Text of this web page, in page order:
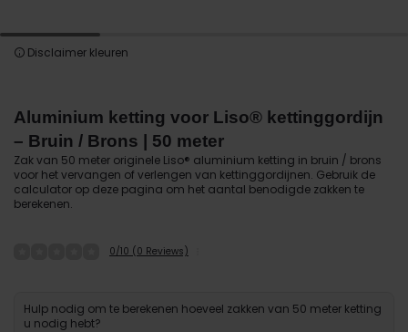
Disclaimer kleuren
Aluminium ketting voor Liso® kettinggordijn
– Bruin / Brons | 50 meter
Zak van 50 meter originele Liso® aluminium ketting in bruin / brons
voor het vervangen of verlengen van kettinggordijnen. Gebruik de
calculator op deze pagina om het aantal benodigde zakken te
berekenen.
0/10 (0 Reviews)
Hulp nodig om te berekenen hoeveel zakken van 50 meter ketting
u nodig hebt?